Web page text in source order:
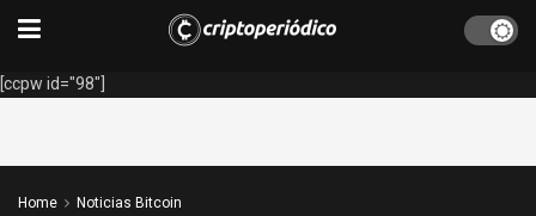
[ccpw id="98"]
Home Noticias Bitcoin